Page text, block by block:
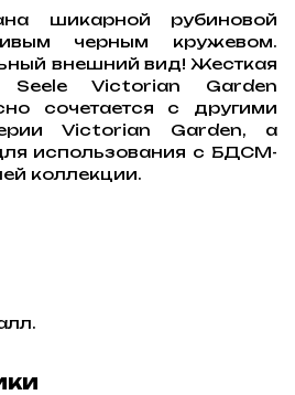
шикарной рубиновой
черным кружевом.
внешний вид! Жесткая
Seele Victorian Garden
сочетается с другими
Victorian Garden, а
использования с БДСМ-
коллекции.